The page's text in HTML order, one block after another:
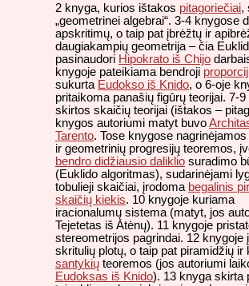
2 knyga, kurios ištakos pitagoriečiai,
„geometrinei algebrai“. 3-4 knygose
apskritimų, o taip pat įbrėžtų ir
daugiakampių geometrija – čia
pasinaudori Hipokrato iš Chijo
knygoje pateikiama bendroji
sukurta Eudokso iš Knido, o 6-oje
pritaikoma panašių figūrų teorijai. 7-
skirtos skaičių teorijai (ištakos –
knygos autoriumi matyt buvo
Tarento. Tose knygose nagrinėjamos
ir geometrinių progresijų teoremos,
bendro didžiausio daliklio suradimo
(Euklido algoritmas), sudarinėjami
tobulieji skaičiai, įrodoma begalinis
skaičių kiekis. 10 knygoje kuriama
iracionalumų sistema (matyt, jos
Tejetetas iš Atėnų). 11 knygoje
stereometrijos pagrindai. 12 knygoje
skritulių plotų, o taip pat piramidžių ir
santykių teoremos (jos autoriumi
Eudoksas iš Knido). 13 knyga skirta